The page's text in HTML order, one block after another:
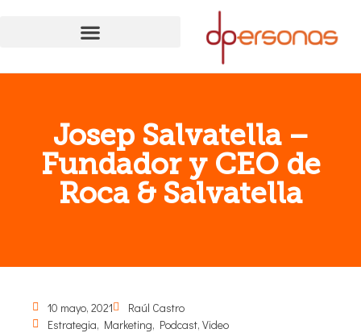
Josep Salvatella –
Fundador y CEO de
Roca & Salvatella
10 mayo, 2021
Raúl Castro
Estrategia, Marketing, Podcast, Video